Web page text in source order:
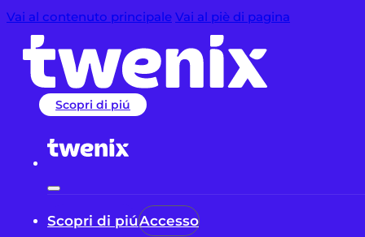
Vai al contenuto principale Vai al piè di pagina
Scopri di piú
Scopri di piúAccesso